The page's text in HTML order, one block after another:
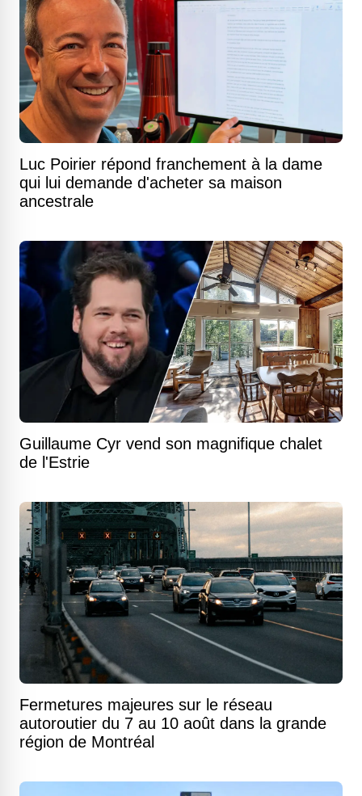
Luc Poirier répond franchement à la dame
qui lui demande d'acheter sa maison
ancestrale
Guillaume Cyr vend son magnifique chalet
de l'Estrie
Fermetures majeures sur le réseau
autoroutier du 7 au 10 août dans la grande
région de Montréal